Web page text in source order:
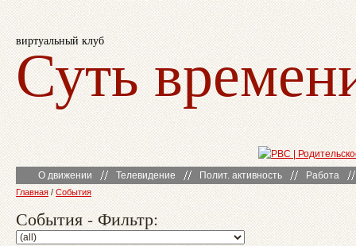
виртуальный клуб
Суть
О движении Телевидение Полит. активность Работа
Главная / События
События - Фильтр: